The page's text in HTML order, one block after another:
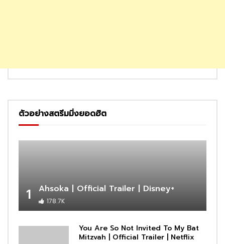
ตัวอย่างสตรีมมิ่งยอดฮิต
1 Ahsoka | Official Trailer | Disney+
178.7K
You Are So Not Invited To My Bat
Mitzvah | Official Trailer | Netflix